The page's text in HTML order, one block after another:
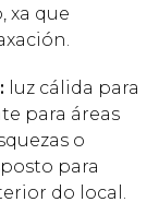
xa que
luz cálida para
para áreas
o
para
do local.